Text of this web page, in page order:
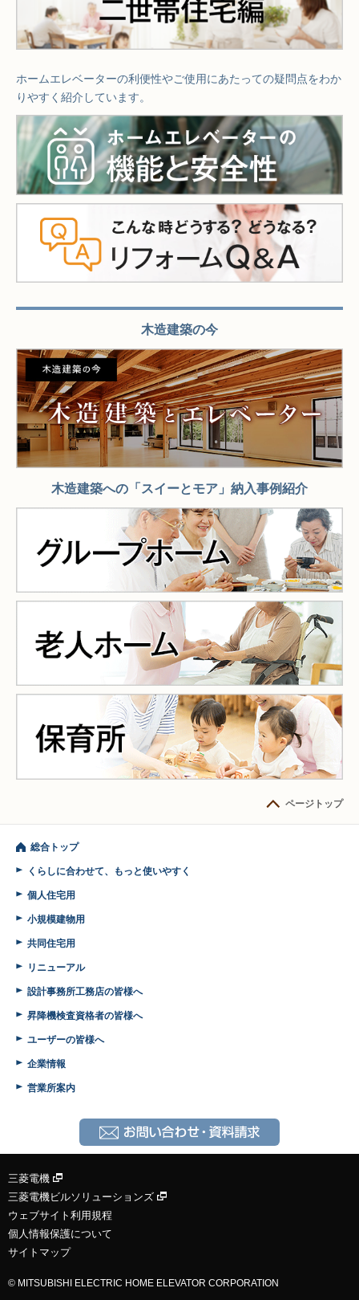
ホームエレベーターの利便性やご使用にあたっての疑問点をわか
りやすく紹介しています。
木造建築の今
木造建築への「スイーとモア」納入事例紹介
ページトップ
総合トップ
くらしに合わせて、もっと使いやすく
個人住宅用
小規模建物用
共同住宅用
リニューアル
設計事務所工務店の皆様へ
昇降機検査資格者の皆様へ
ユーザーの皆様へ
企業情報
営業所案内
三菱電機
三菱電機ビルソリューションズ
ウェブサイト利用規程
個人情報保護について
サイトマップ
© MITSUBISHI ELECTRIC HOME ELEVATOR CORPORATION